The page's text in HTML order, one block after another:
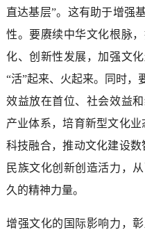
直达基层”。这有助于增强
性。要赓续中华文化根脉
化、创新性发展，加强文
“活”起来、火起来。同时，
效益放在首位、社会效益
产业体系，培育新型文化
科技融合，推动文化建设
民族文化创新创造活力，
久的精神力量。
增强文化的国际影响力，